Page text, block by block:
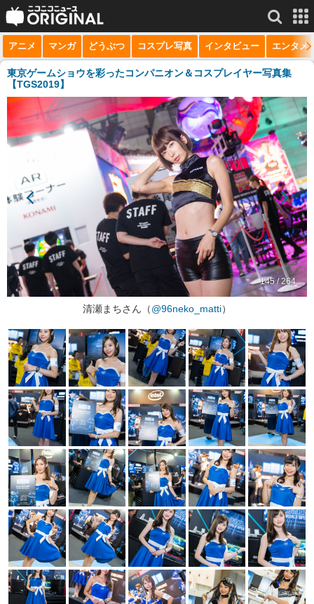
サービス一覧 もっと見る
niconico
動画
生放送
ニュース
チャンネル
マンガ
ニコニコQ
アニメ マンガ どうぶつ コスプレ写真 インタビュー エンタメ
東京ゲームショウを彩ったコンパニオン＆コスプレイヤー写真集
【TGS2019】
145 / 264
清瀬まちさん（@96neko_matti）